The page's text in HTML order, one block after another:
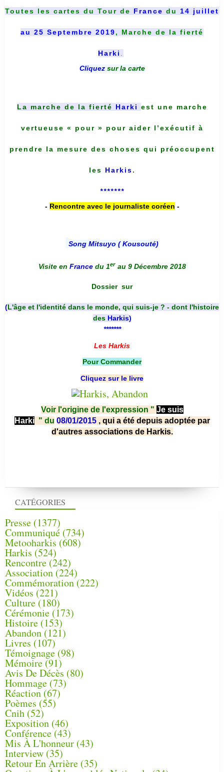
CATÉGORIES
Presse (1377)
Communiqué (734)
Metooharkis (608)
Harkis (524)
Rencontre (242)
Association (224)
Commémoration(222)
Vidéos (221)
Culture(180)
Cérémonie (173)
Histoire (153)
Abandon(121)
Livres (107)
Témoignage (98)
Mémoire (91)
Avis De Décès (80)
Hommage (73)
Réaction(67)
Poèmes (55)
Cnih (52)
Exposition (46)
Conférence(43)
Mis À L'honneur (43)
Interview (35)
Retour En Arrière (35)
Toutes les cartes du Tour de France du 14 juillet
au 25 Septembre 2019, Marche de la fierté
Harki
Cliquez sur la carte
La marche de la fierté Harki est une marche
vertueuse « pour » pour aider l’exécutif à
prendre la mesure des choses qui préoccupent
les Harkis.
*******
- Rencontre avec le journaliste coréen -
Song Mitsuyo ( Kousouté)
Visite en France du 1er au 9 Décembre 2018
Dossier sur
(L'âge et l'identité dans le monde, qui suis-je ? - dont l'histoire
des Harkis)
*******
Les Harkis
Pour Commander
Cliquez sur le livre
Voir l'origine de l'expression " Je suis
Harki " du 08/01/2015 , qui a été depuis adoptée par
d'autres associations de Harkis.